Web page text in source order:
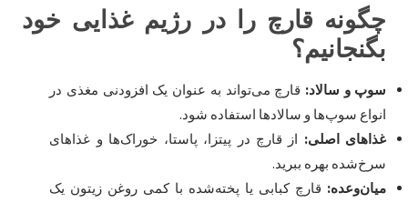
چگونه قارچ را در رژیم غذایی خود
بگنجانیم؟
سوپ و سالاد: قارچ می‌تواند به عنوان یک افزودنی مغذی در
انواع سوپ‌ها و سالادها استفاده شود.
غذاهای اصلی: از قارچ در پیتزا، پاستا، خوراک‌ها و غذاهای
سرخ‌شده بهره ببرید.
میان‌وعده: قارچ کبابی یا پخته‌شده با کمی روغن زیتون یک